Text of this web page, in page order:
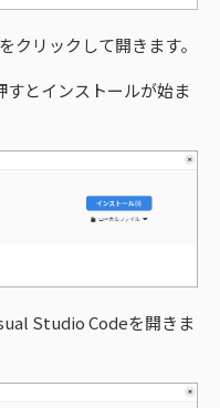
リックして開きます。
とインストールが始ま
Studio Codeを開きま